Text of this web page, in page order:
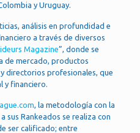
y Uruguay.
análisis en profundidad e
a través de diversos
Magazine”, donde se
de mercado, productos
directorios profesionales, que
y financiero.
, la metodología con la
sus Rankeados se realiza con
ser calificado; entre